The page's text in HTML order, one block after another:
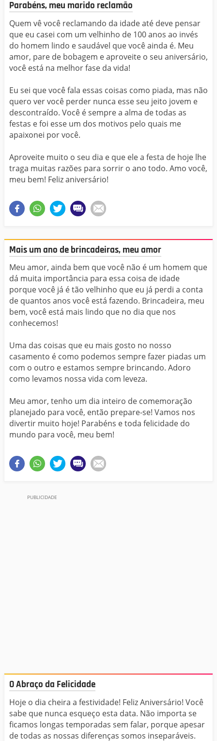
Parabéns, meu marido reclamão
Quem vê você reclamando da idade até deve pensar
que eu casei com um velhinho de 100 anos ao invés
do homem lindo e saudável que você ainda é. Meu
amor, pare de bobagem e aproveite o seu aniversário,
você está na melhor fase da vida!
Eu sei que você fala essas coisas como piada, mas não
quero ver você perder nunca esse seu jeito jovem e
descontraído. Você é sempre a alma de todas as
festas e foi esse um dos motivos pelo quais me
apaixonei por você.
Aproveite muito o seu dia e que ele a festa de hoje lhe
traga muitas razões para sorrir o ano todo. Amo você,
meu bem! Feliz aniversário!
Mais um ano de brincadeiras, meu amor
Meu amor, ainda bem que você não é um homem que
dá muita importância para essa coisa de idade
porque você já é tão velhinho que eu já perdi a conta
de quantos anos você está fazendo. Brincadeira, meu
bem, você está mais lindo que no dia que nos
conhecemos!
Uma das coisas que eu mais gosto no nosso
casamento é como podemos sempre fazer piadas um
com o outro e estamos sempre brincando. Adoro
como levamos nossa vida com leveza.
Meu amor, tenho um dia inteiro de comemoração
planejado para você, então prepare-se! Vamos nos
divertir muito hoje! Parabéns e toda felicidade do
mundo para você, meu bem!
O Abraço da Felicidade
Hoje o dia cheira a festividade! Feliz Aniversário! Você
sabe que nunca esqueço esta data. Não importa se
ficamos longas temporadas sem falar, porque apesar
de todas as nossas diferenças somos inseparáveis.